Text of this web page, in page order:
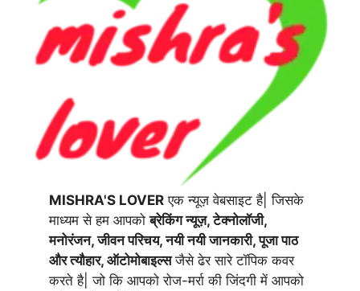
MISHRA'S LOVER एक न्यूज़ वेबसाइट है| जिसके
माध्यम से हम आपकोब्रेकिंग न्यूज़, टेक्नोलॉजी,
मनोरंजन, जीवन परिचय, नयी नयी जानकारी, पूजा पाठ
और त्यौहार, ऑटोमोबाइल्सजैसे ढेर सारे टॉपिक कवर
करते है| जो कि आपको रोज-मर्रा की जिंदगी में आपको